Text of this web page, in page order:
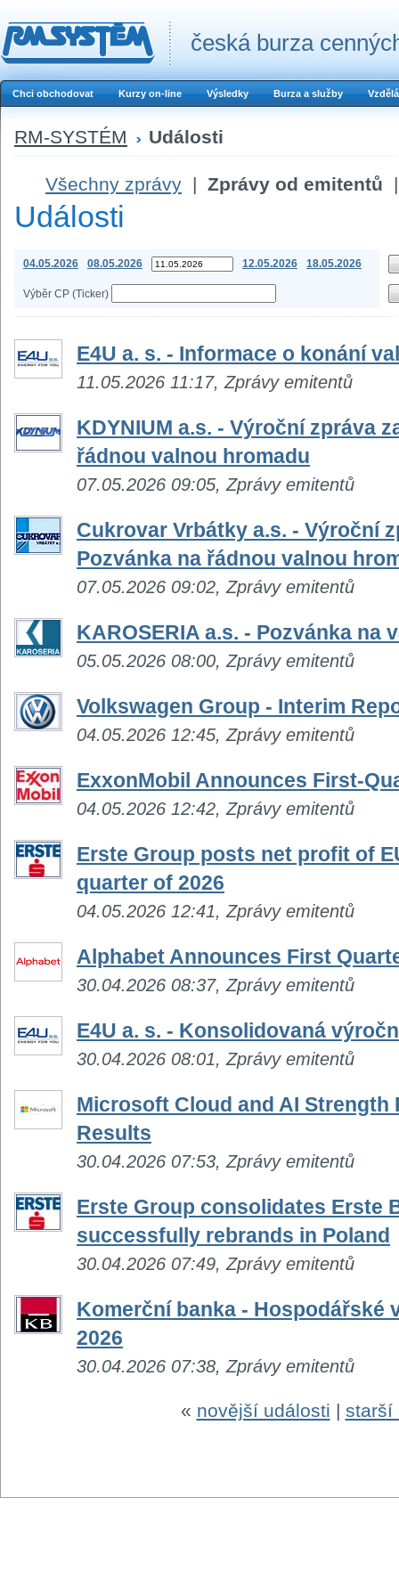
česká burza
Chci obchodovat Kurzy on-line Výsledky Burza a služby
RM-SYSTÉM Události
Všechny zprávy | Zprávy od emitentů |
Události
04.05.2026 08.05.2026 12.05.2026 18.05.2026
Výběr CP (Ticker)
E4U a. s. - Informace o konání
11.05.2026 11:17, Zprávy emitentů
KDYNIUM a.s. - Výroční zpráva
řádnou valnou hromadu
07.05.2026 09:05, Zprávy emitentů
Cukrovar Vrbátky a.s. - Výroční
Pozvánka na řádnou valnou
07.05.2026 09:02, Zprávy emitentů
KAROSERIA a.s. - Pozvánka na
05.05.2026 08:00, Zprávy emitentů
Volkswagen Group - Interim
04.05.2026 12:45, Zprávy emitentů
ExxonMobil Announces First-
04.05.2026 12:42, Zprávy emitentů
Erste Group posts net profit of
quarter of 2026
04.05.2026 12:41, Zprávy emitentů
Alphabet Announces First
30.04.2026 08:37, Zprávy emitentů
E4U a. s. - Konsolidovaná
30.04.2026 08:01, Zprávy emitentů
Microsoft Cloud and AI Strength
Results
30.04.2026 07:53, Zprávy emitentů
Erste Group consolidates Erste
successfully rebrands in Poland
30.04.2026 07:49, Zprávy emitentů
Komerční banka - Hospodářské
2026
30.04.2026 07:38, Zprávy emitentů
« novější události | starší